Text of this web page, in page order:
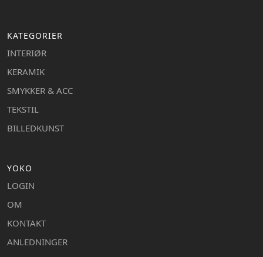
KATEGORIER
INTERIØR
KERAMIK
SMYKKER & ACC
TEKSTIL
BILLEDKUNST
YOKO
LOGIN
OM
KONTAKT
ANLEDNINGER